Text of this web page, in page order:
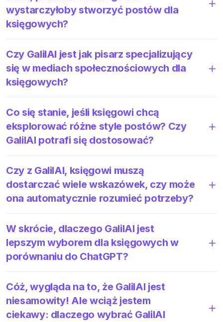
wystarczyłoby stworzyć postów dla
księgowych?
Czy GalilAI jest jak pisarz specjalizujący
się w mediach społecznościowych dla
księgowych?
Co się stanie, jeśli księgowi chcą
eksplorować różne style postów? Czy
GalilAI potrafi się dostosować?
Czy z GalilAI, księgowi muszą
dostarczać wiele wskazówek, czy może
ona automatycznie rozumieć potrzeby?
W skrócie, dlaczego GalilAI jest
lepszym wyborem dla księgowych w
porównaniu do ChatGPT?
Cóż, wygląda na to, że GalilAI jest
niesamowity! Ale wciąż jestem
ciekawy: dlaczego wybrać GalilAI